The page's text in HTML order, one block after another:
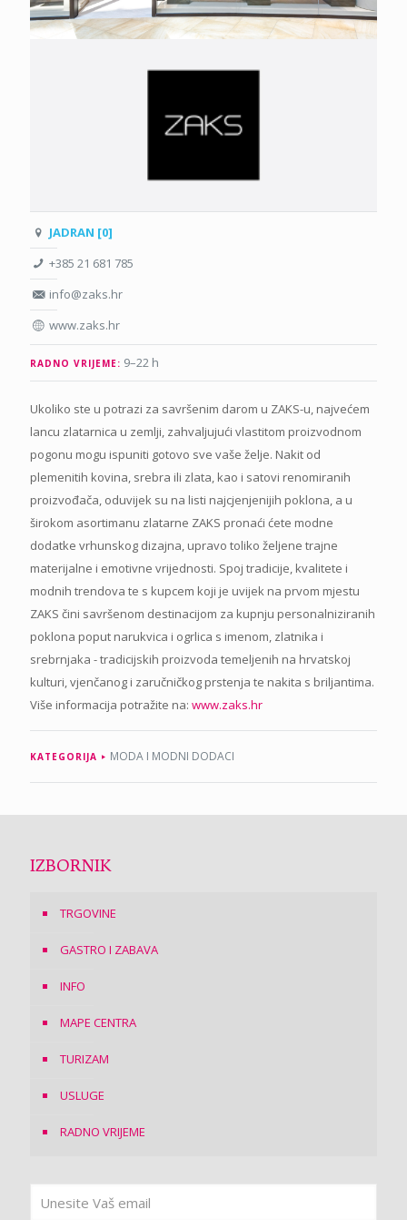
JADRAN [0]
+385 21 681 785
info@zaks.hr
www.zaks.hr
RADNO VRIJEME: 9–22 h
Ukoliko ste u potrazi za savršenim darom u ZAKS-u, najvećem
lancu zlatarnica u zemlji, zahvaljujući vlastitom proizvodnom
pogonu mogu ispuniti gotovo sve vaše želje. Nakit od
plemenitih kovina, srebra ili zlata, kao i satovi renomiranih
proizvođača, oduvijek su na listi najcjenjenijih poklona, a u
širokom asortimanu zlatarne ZAKS pronaći ćete modne
dodatke vrhunskog dizajna, upravo toliko željene trajne
materijalne i emotivne vrijednosti. Spoj tradicije, kvalitete i
modnih trendova te s kupcem koji je uvijek na prvom mjestu
ZAKS čini savršenom destinacijom za kupnju personalniziranih
poklona poput narukvica i ogrlica s imenom, zlatnika i
srebrnjaka - tradicijskih proizvoda temeljenih na hrvatskoj
kulturi, vjenčanog i zaručničkog prstenja te nakita s briljantima.
Više informacija potražite na: www.zaks.hr
KATEGORIJA MODA I MODNI DODACI
IZBORNIK
TRGOVINE
GASTRO I ZABAVA
INFO
MAPE CENTRA
TURIZAM
USLUGE
RADNO VRIJEME